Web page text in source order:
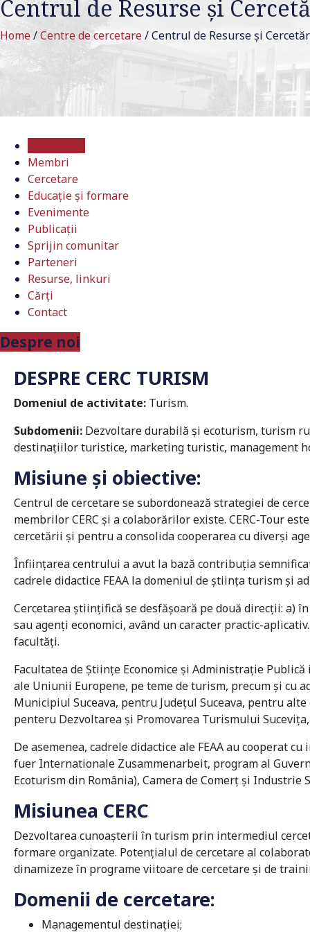
Centrul de Resurse și
Home/Centre de cercetare/Centrul de Resurse și
Membri
Cercetare
Educație și formare
Evenimente
Publicații
Sprijin comunitar
Parteneri
Resurse, linkuri
Cărți
Contact
Despre noi
DESPRE CERC TURISM
Domeniul de activitate: Turism.
Subdomenii: Dezvoltare durabilă şi ecoturism, turism
destinaţiilor turistice, marketing turistic, management
Misiune și obiective:
Centrul de cercetare se subordonează strategiei de
membrilor CERC și a colaborărilor existe. CERC-Tour
cercetării și pentru a consolida cooperarea cu diverși
Înființarea centrului a avut la bază contribuția
cadrele didactice FEAA la domeniul de știința turism și
Cercetarea ştiinţifică se desfăşoară pe două direcţii:
sau agenţi economici, având un caracter practic-
facultăți.
Facultatea de Ştiinţe Economice şi Administraţie
ale Uniunii Europene, pe teme de turism, precum şi cu
Municipiul Suceava, pentru Județul Suceava, pentru
penteru Dezvoltarea și Promovarea Turismului Sucevița,
De asemenea, cadrele didactice ale FEAA au cooperat
fuer Internationale Zusammenarbeit, program al
Ecoturism din România), Camera de Comerț și Industrie
Misiunea CERC
Dezvoltarea cunoașterii în turism prin intermediul
formare organizate. Potenţialul de cercetare al
dinamizeze în programe viitoare de cercetare și de
Domenii de cercetare:
Managementul destinației;